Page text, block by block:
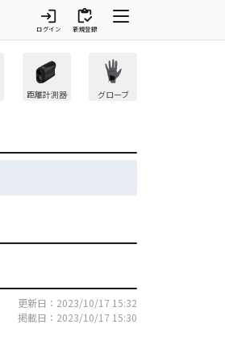
login
ログイン
inventory
新規登録
距離計測器 グローブ
更新日：2023/10/17 15:32
掲載日：2023/10/17 15:30